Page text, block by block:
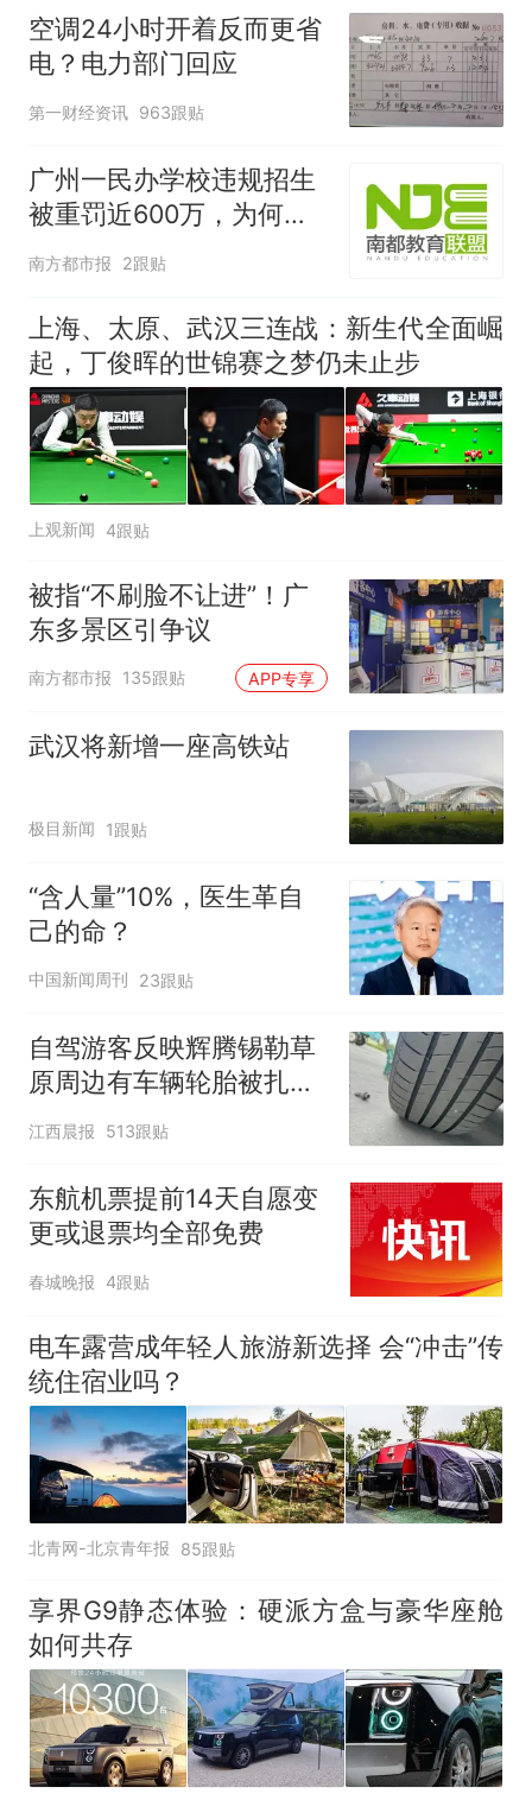
空调24小时开着反而更省
电？电力部门回应
第一财经资讯 963跟贴
广州一民办学校违规招生
被重罚近600万，为何罚
这么重？
南方都市报 2跟贴
上海、太原、武汉三连战：新生代全面崛
起，丁俊晖的世锦赛之梦仍未止步
上观新闻 4跟贴
被指“不刷脸不让进”！广
东多景区引争议
南方都市报 135跟贴 APP专享
武汉将新增一座高铁站
极目新闻 1跟贴
“含人量”10%，医生革自
己的命？
中国新闻周刊 23跟贴
自驾游客反映辉腾锡勒草
原周边有车辆轮胎被扎，
修理店铺换胎价格高达千
江西晨报 513跟贴
东航机票提前14天自愿变
更或退票均全部免费
春城晚报 4跟贴
电车露营成年轻人旅游新选择 会“冲击”传
统住宿业吗？
北青网-北京青年报 85跟贴
享界G9静态体验：硬派方盒与豪华座舱
如何共存